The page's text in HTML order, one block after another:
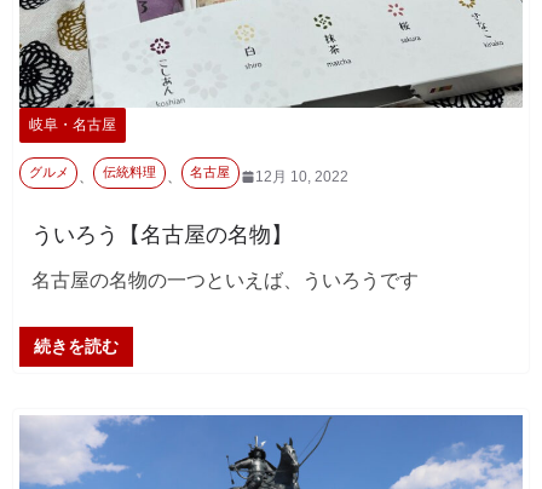
岐阜・名古屋
12月 10, 2022
グルメ 、 伝統料理 名古屋
ういろう【名古屋の名物】
名古屋の名物の一つといえば、ういろうです
続きを読む